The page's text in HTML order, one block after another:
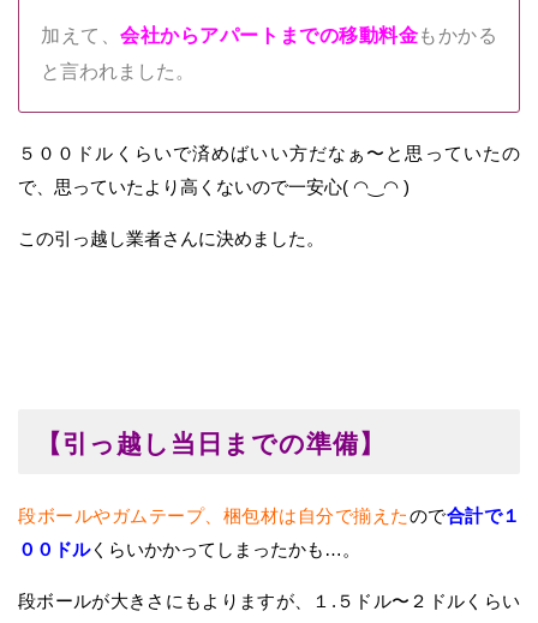
加えて 、会社からアパートまでの移動料金もかかる
と言われました。
５００ドルくらいで済めばいい方だなぁ〜と思っていたの
で、思っていたより高くないので一安心( ◠‿◠ )
この引っ越し業者さんに決めました。
【引っ越し当日までの準備】
段ボールやガムテープ、梱包材は自分で揃えたので合計で１
００ドルくらいかかってしまったかも…。
段ボールが大きさにもよりますが、１.５ドル〜２ドルくらい